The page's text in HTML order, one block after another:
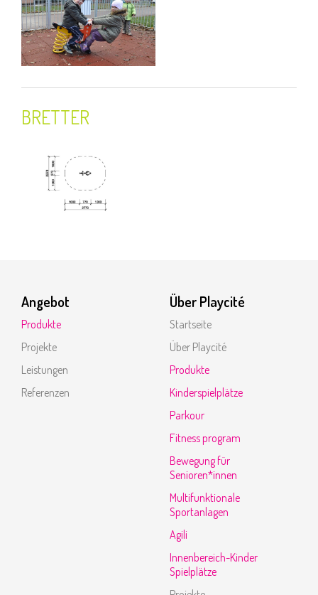
BRETTER
Angebot
Produkte
Projekte
Leistungen
Referenzen
Über Playcité
Startseite
Über Playcité
Produkte
Kinderspielplätze
Parkour
Fitness program
Bewegung für
Senioren*innen
Multifunktionale
Sportanlagen
Agili
Innenbereich-Kinder
Spielplätze